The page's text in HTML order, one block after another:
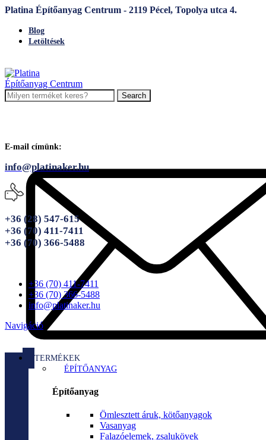
Platina Építőanyag Centrum - 2119 Pécel, Topolya utca 4.
Blog
Letöltések
Search
E-mail címünk:
info@platinaker.hu
+36 (28) 547-615
+36 (70) 411-7411
+36 (70) 366-5488
+36 (70) 411-7411
+36 (70) 366-5488
info@platinaker.hu
Navigáció
TERMÉKEK
ÉPÍTŐANYAG
Építőanyag
Ömlesztett áruk, kötőanyagok
Vasanyag
Falazóelemek, zsalukövek